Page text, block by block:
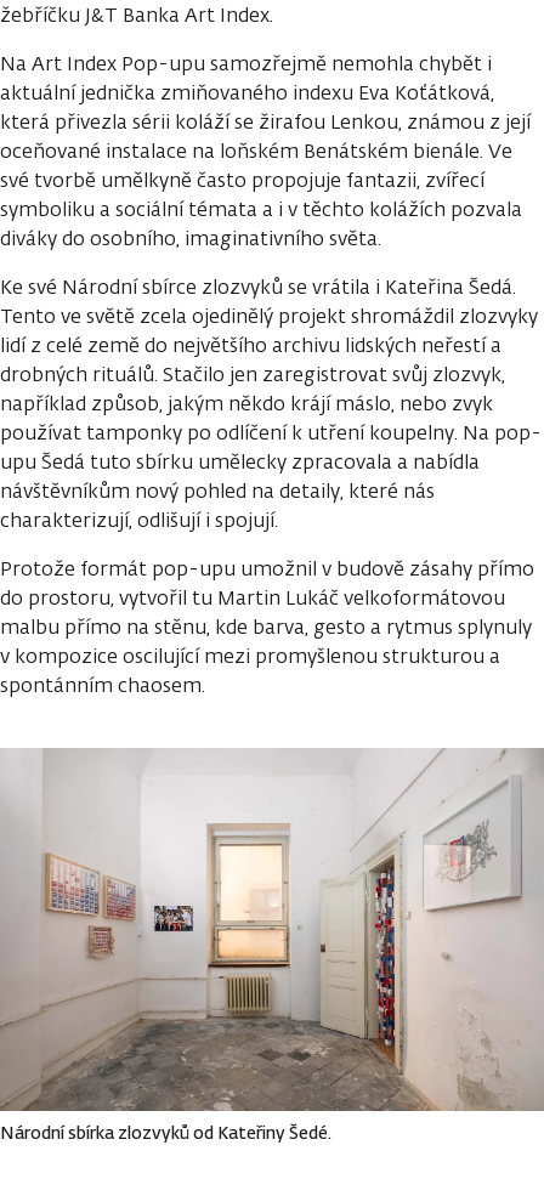
žebříčku J&T Banka Art Index.
Na Art Index Pop-upu samozřejmě nemohla chybět i
aktuální jednička zmiňovaného indexu Eva Koťátková,
která přivezla sérii koláží se žirafou Lenkou, známou z její
oceňované instalace na loňském Benátském bienále. Ve
své tvorbě umělkyně často propojuje fantazii, zvířecí
symboliku a sociální témata a i v těchto kolážích pozvala
diváky do osobního, imaginativního světa.
Ke své Národní sbírce zlozvyků se vrátila i Kateřina Šedá.
Tento ve světě zcela ojedinělý projekt shromáždil zlozvyky
lidí z celé země do největšího archivu lidských neřestí a
drobných rituálů. Stačilo jen zaregistrovat svůj zlozvyk,
například způsob, jakým někdo krájí máslo, nebo zvyk
používat tamponky po odlíčení k utření koupelny. Na pop-
upu Šedá tuto sbírku umělecky zpracovala a nabídla
návštěvníkům nový pohled na detaily, které nás
charakterizují, odlišují i spojují.
Protože formát pop-upu umožnil v budově zásahy přímo
do prostoru, vytvořil tu Martin Lukáč velkoformátovou
malbu přímo na stěnu, kde barva, gesto a rytmus splynuly
v kompozice oscilující mezi promyšlenou strukturou a
spontánním chaosem.
Národní sbírka zlozvyků od Kateřiny Šedé.